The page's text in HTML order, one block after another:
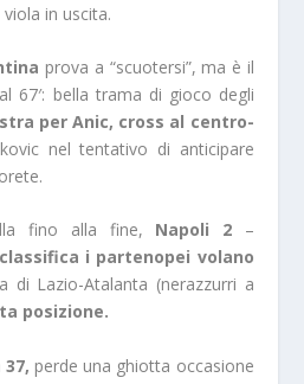
in uscita.
prova a “scuotersi”, ma è il
67′: bella trama di gioco degli
per Anic, cross al centro-
nel tentativo di anticipare
fino alla fine, Napoli 2–
classifica i partenopei volano
di Lazio-Atalanta (nerazzurri a
posizione.
perde una ghiotta occasione